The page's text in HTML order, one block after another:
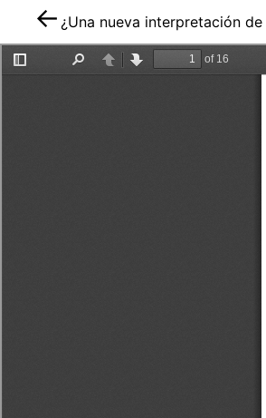
¿Una nueva interpretación